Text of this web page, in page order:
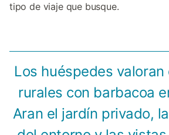
tipo de viaje que busque.
Los huéspedes
rurales con barbacoa
Aran el jardín privado,